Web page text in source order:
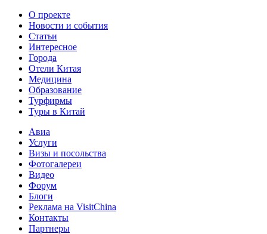
О проекте
Новости и события
Статьи
Интересное
Города
Отели Китая
Медицина
Образование
Турфирмы
Туры в Китай
Авиа
Услуги
Визы и посольства
Фотогалереи
Видео
Форум
Блоги
Реклама на VisitChina
Контакты
Партнеры